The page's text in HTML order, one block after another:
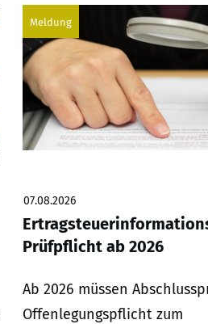
Meldung
07.08.2026
Prüfpflicht ab 2026
Ab 2026 müssen
Offenlegungspflicht zum